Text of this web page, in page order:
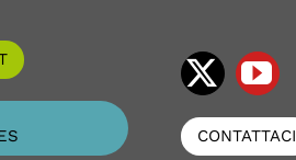
CONTATTACI